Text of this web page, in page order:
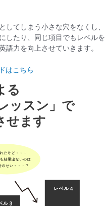
してしまう小さな穴をなくし、
したり、同じ項目でもレベルを
語力を向上させていきます。
はこちら
る
ッスン」で
せます